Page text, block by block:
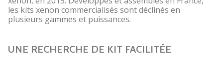
les kits xenon commercialisés sont déclinés en
plusieurs gammes et puissances.
UNE RECHERCHE DE KIT FACILITÉE